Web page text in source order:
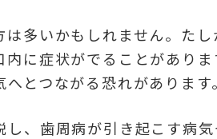
多いかもしれません。たし
に症状がでることがあり
とつながる恐れがあります。
、歯周病が引き起こす病気